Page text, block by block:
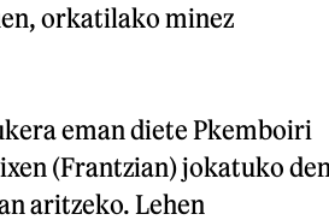
orkatilako minez
eman diete Pkemboiri
(Frantzian) jokatuko
aritzeko. Lehen